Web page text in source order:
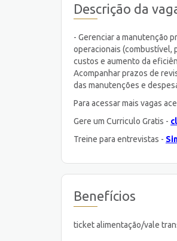
Descrição da
- Gerenciar a manutenção
operacionais (combustível,
custos e aumento da
Acompanhar prazos de
das manutenções e
Para acessar mais vagas
Gere um Curriculo Gratis -
Treine para entrevistas -
Benefícios
ticket alimentação/vale